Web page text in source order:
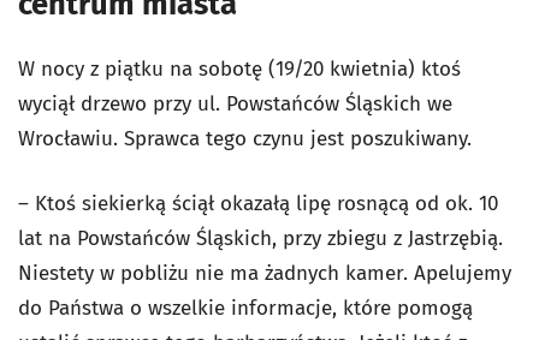
W nocy z piątku na sobotę (19/20 kwietnia) ktoś
wyciął drzewo przy ul. Powstańców Śląskich we
Wrocławiu. Sprawca tego czynu jest poszukiwany.
– Ktoś siekierką ściął okazałą lipę rosnącą od ok. 10
lat na Powstańców Śląskich, przy zbiegu z Jastrzębią.
Niestety w pobliżu nie ma żadnych kamer. Apelujemy
do Państwa o wszelkie informacje, które pomogą